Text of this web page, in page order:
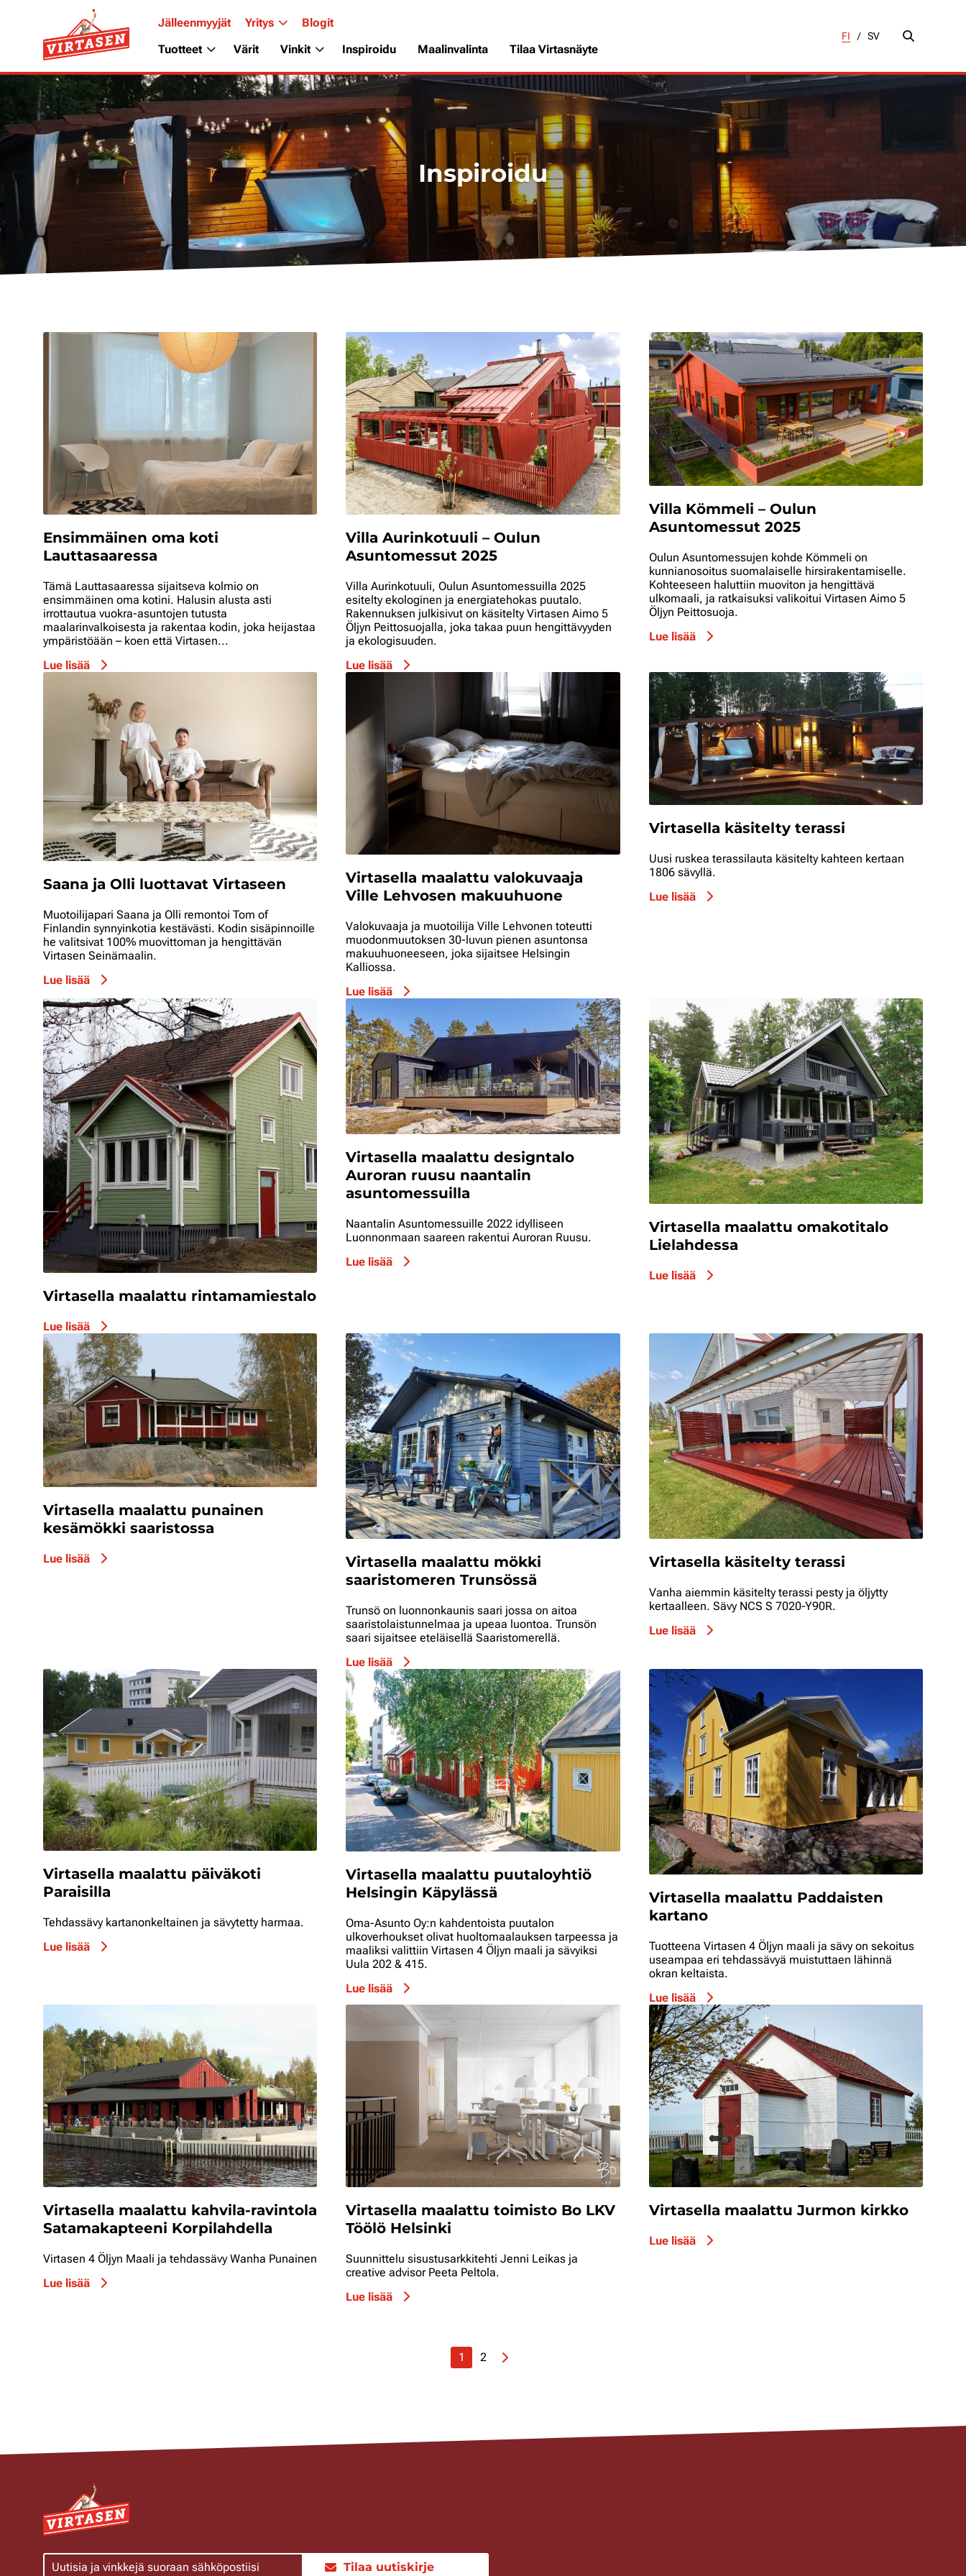
Jälleenmyyjät Yritys
Blogit
Tuotteet
Värit Vinkit Inspiroidu Maalinvalinta Tilaa Virtasnäyte
FI / SV
Inspiroidu
Ensimmäinen oma koti
Lauttasaaressa
Tämä Lauttasaaressa sijaitseva kolmio on
ensimmäinen oma kotini. Halusin alusta asti
irrottautua vuokra-asuntojen tutusta
maalarinvalkoisesta ja rakentaa kodin, joka heijastaa
ympäristöään – koen että Virtasen...
Lue lisää
Villa Aurinkotuuli – Oulun
Asuntomessut 2025
Villa Aurinkotuuli, Oulun Asuntomessuilla 2025
esitelty ekologinen ja energiatehokas puutalo.
Rakennuksen julkisivut on käsitelty Virtasen Aimo 5
Öljyn Peittosuojalla, joka takaa puun hengittävyyden
ja ekologisuuden.
Lue lisää
Villa Kömmeli – Oulun
Asuntomessut 2025
Oulun Asuntomessujen kohde Kömmeli on
kunnianosoitus suomalaiselle hirsirakentamiselle.
Kohteeseen haluttiin muoviton ja hengittävä
ulkomaali, ja ratkaisuksi valikoitui Virtasen Aimo 5
Öljyn Peittosuoja.
Lue lisää
Saana ja Olli luottavat Virtaseen
Muotoilijapari Saana ja Olli remontoi Tom of
Finlandin synnyinkotia kestävästi. Kodin sisäpinnoille
he valitsivat 100% muovittoman ja hengittävän
Virtasen Seinämaalin.
Lue lisää
Virtasella maalattu valokuvaaja
Ville Lehvosen makuuhuone
Valokuvaaja ja muotoilija Ville Lehvonen toteutti
muodonmuutoksen 30-luvun pienen asuntonsa
makuuhuoneeseen, joka sijaitsee Helsingin
Kalliossa.
Lue lisää
Virtasella käsitelty terassi
Uusi ruskea terassilauta käsitelty kahteen kertaan
1806 sävyllä.
Lue lisää
Virtasella maalattu rintamamiestalo
Lue lisää
Virtasella maalattu designtalo
Auroran ruusu naantalin
asuntomessuilla
Naantalin Asuntomessuille 2022 idylliseen
Luonnonmaan saareen rakentui Auroran Ruusu.
Lue lisää
Virtasella maalattu omakotitalo
Lielahdessa
Lue lisää
Virtasella maalattu punainen
kesämökki saaristossa
Lue lisää
Virtasella maalattu mökki
saaristomeren Trunsössä
Trunsö on luonnonkaunis saari jossa on aitoa
saaristolaistunnelmaa ja upeaa luontoa. Trunsön
saari sijaitsee eteläisellä Saaristomerellä.
Lue lisää
Virtasella käsitelty terassi
Vanha aiemmin käsitelty terassi pesty ja öljytty
kertaalleen. Sävy NCS S 7020-Y90R.
Lue lisää
Virtasella maalattu päiväkoti
Paraisilla
Tehdassävy kartanonkeltainen ja sävytetty harmaa.
Lue lisää
Virtasella maalattu puutaloyhtiö
Helsingin Käpylässä
Oma-Asunto Oy:n kahdentoista puutalon
ulkoverhoukset olivat huoltomaalauksen tarpeessa ja
maaliksi valittiin Virtasen 4 Öljyn maali ja sävyiksi
Uula 202 & 415.
Lue lisää
Virtasella maalattu Paddaisten
kartano
Tuotteena Virtasen 4 Öljyn maali ja sävy on sekoitus
useampaa eri tehdassävyä muistuttaen lähinnä
okran keltaista.
Lue lisää
Virtasella maalattu kahvila-ravintola
Satamakapteeni Korpilahdella
Virtasen 4 Öljyn Maali ja tehdassävy Wanha Punainen
Lue lisää
Virtasella maalattu toimisto Bo LKV
Töölö Helsinki
Suunnittelu sisustusarkkitehti Jenni Leikas ja
creative advisor Peeta Peltola.
Lue lisää
Virtasella maalattu Jurmon kirkko
Lue lisää
1 2
Tilaa uutiskirje